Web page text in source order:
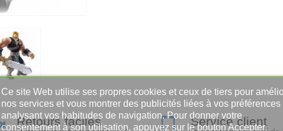
Retours faciles Service client
Ce site Web utilise ses propres cookies et ceux de tiers pour
nos services et vous montrer des publicités liées à vos préférences
analysant vos habitudes de navigation. Pour donner votre
consentement à son utilisation, appuyez sur le bouton Accepter.